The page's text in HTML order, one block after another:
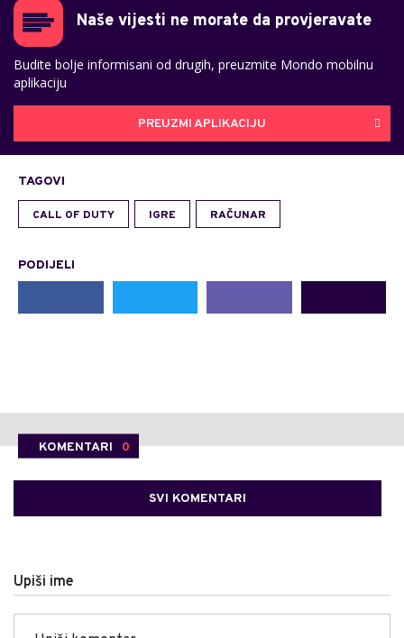
Naše vijesti ne morate da provjeravate
Budite bolje informisani od drugih, preuzmite Mondo mobilnu
aplikaciju
PREUZMI APLIKACIJU
TAGOVI
CALL OF DUTY IGRE RAČUNAR
PODIJELI
KOMENTARI 0
SVI KOMENTARI
Upiši ime